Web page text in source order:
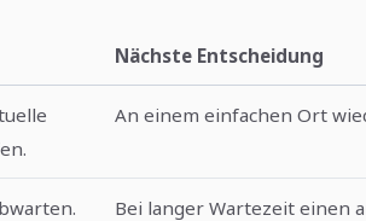
Nächste Entscheidung
An einem einfachen Ort
Bei langer Wartezeit einen